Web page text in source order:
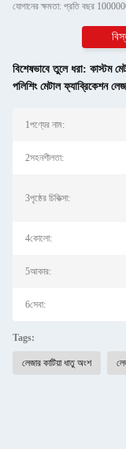
যোগানের ক্ষমতা: প্রতি বছর
বিশেষভাবে তুলে ধরা: কাস্টম
পলিশিং মেটাল ফ্যাব্রিকেশন
1পণ্যের নাম:
2সহনশীলতা:
3পৃষ্ঠের চিকিত্সা:
4কোলো:
5আকার:
6সেবা:
Tags:
লেজার কাটিয়া ধাতু অংশ